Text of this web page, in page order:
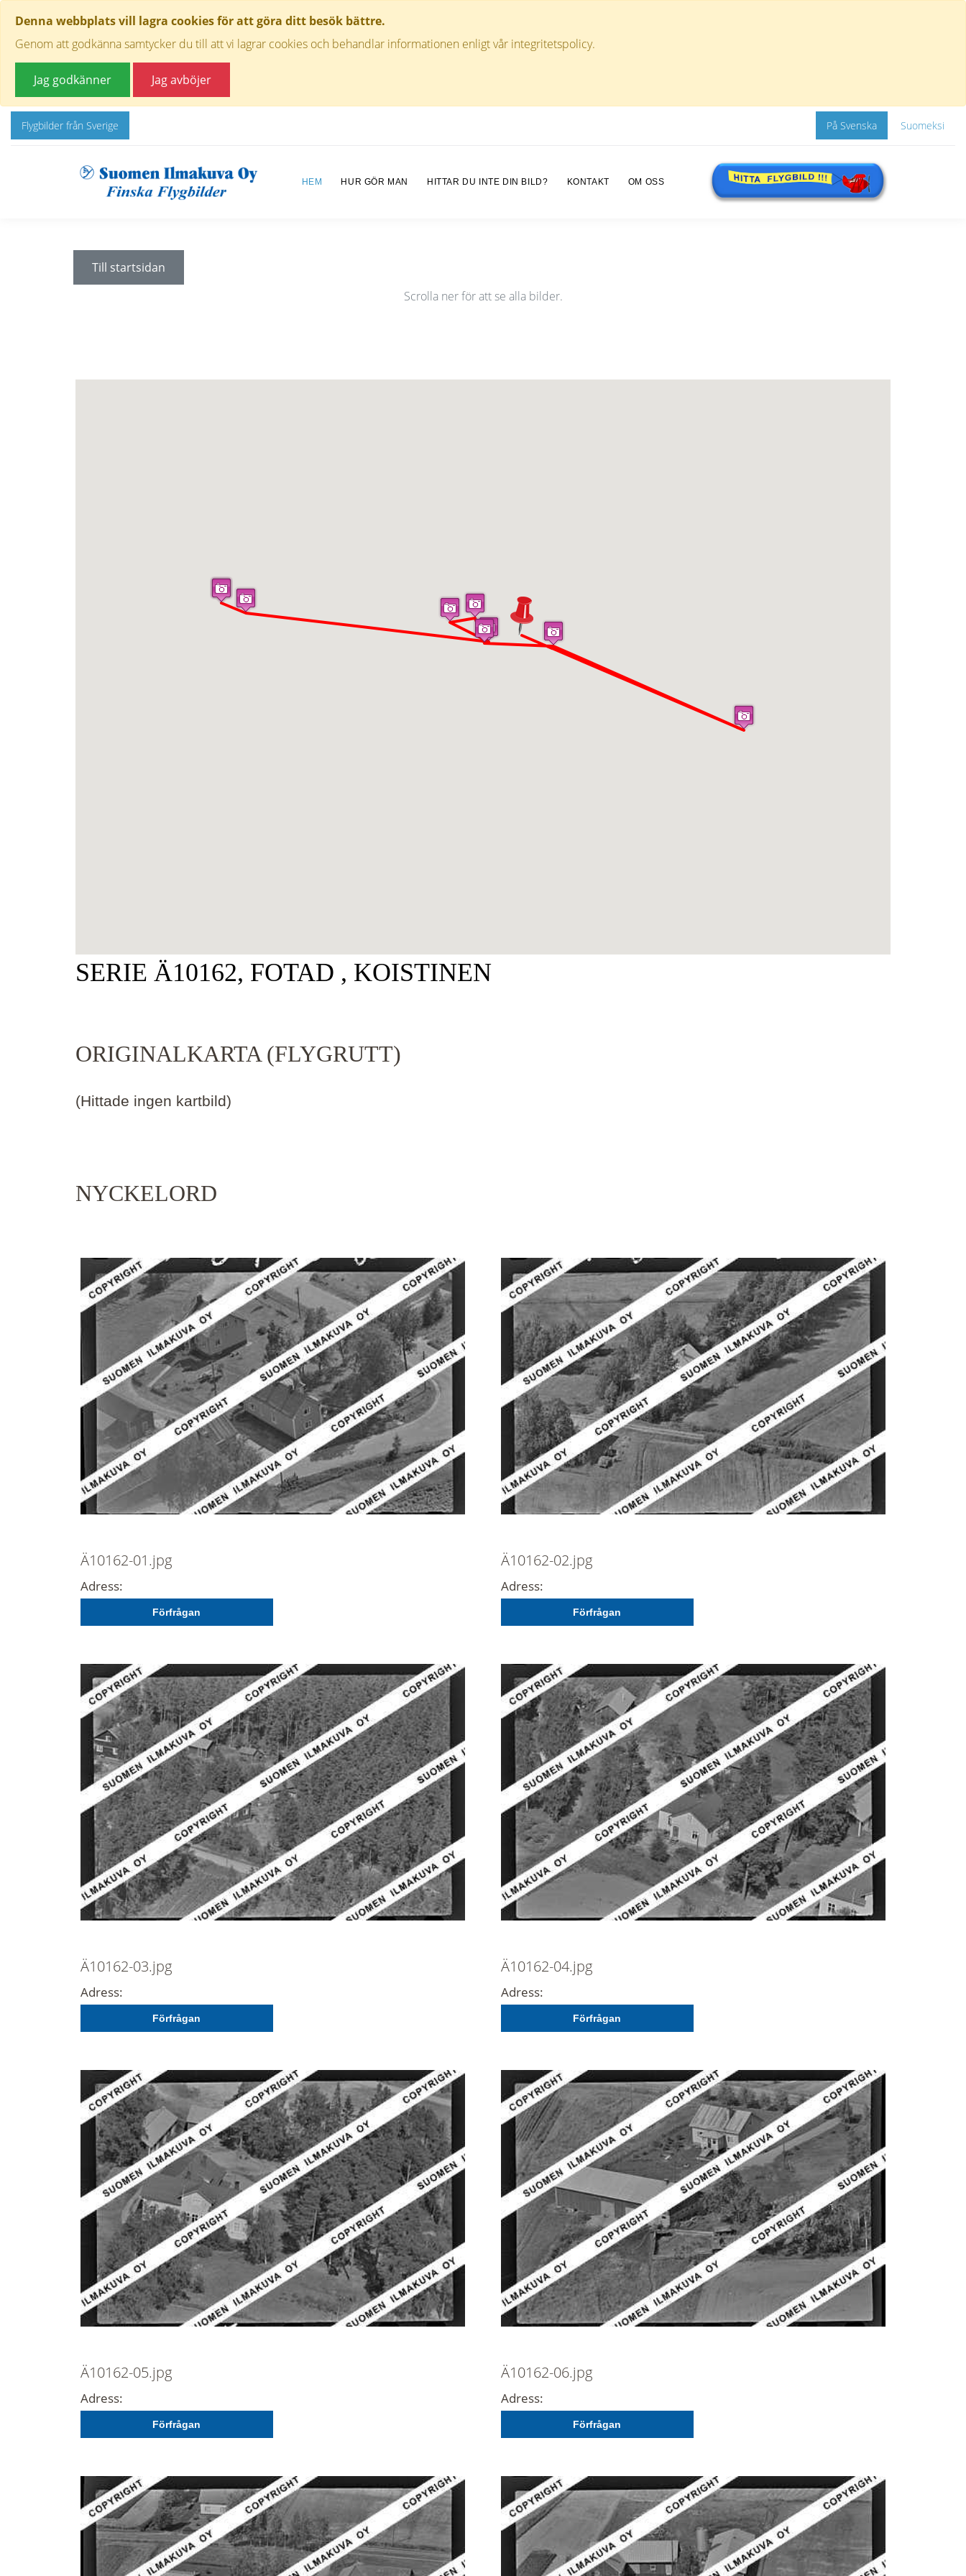
Denna webbplats vill lagra cookies för att göra ditt besök bättre.
Genom att godkänna samtycker du till att vi lagrar cookies och behandlar informationen enligt vår integritetspolicy.
Jag godkänner Jag avböjer
Flygbilder från Sverige På Svenska Suomeksi
HEM HUR GÖR MAN HITTAR DU INTE DIN BILD? KONTAKT OM OSS
Till startsidan
Scrolla ner för att se alla bilder.
SERIE Ä10162, FOTAD , KOISTINEN
ORIGINALKARTA (FLYGRUTT)
(Hittade ingen kartbild)
NYCKELORD
Ä10162-01.jpg
Adress:
Förfrågan
Ä10162-02.jpg
Adress:
Förfrågan
Ä10162-03.jpg
Adress:
Förfrågan
Ä10162-04.jpg
Adress:
Förfrågan
Ä10162-05.jpg
Adress:
Förfrågan
Ä10162-06.jpg
Adress:
Förfrågan